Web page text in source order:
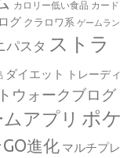
カロリー低い食品 カード
グ クラロワ系 ゲームラン
パスタ ストラ
ダイエット
トレーディ
ウォークブログ
アプリ ポケ
進化 マルチプレ